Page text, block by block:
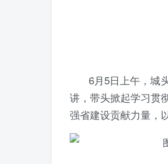
6月5日上午，城
讲，带头掀起学习贯
强省建设贡献力量，